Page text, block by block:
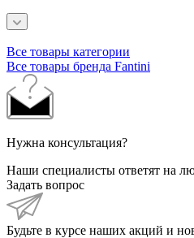
Все товары категории
Все товары бренда Fantini
Нужна консультация?
Наши специалисты ответят на
Задать вопрос
Будьте в курсе наших акций и